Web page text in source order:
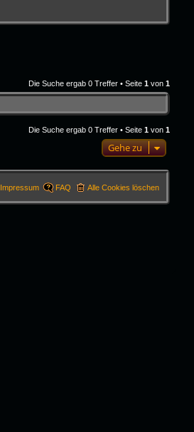
Die Suche ergab 0 Treffer • Seite1 von1
Die Suche ergab 0 Treffer • Seite1 von1
Gehe zu
Alle Cookies löschen
FAQ
Impressum